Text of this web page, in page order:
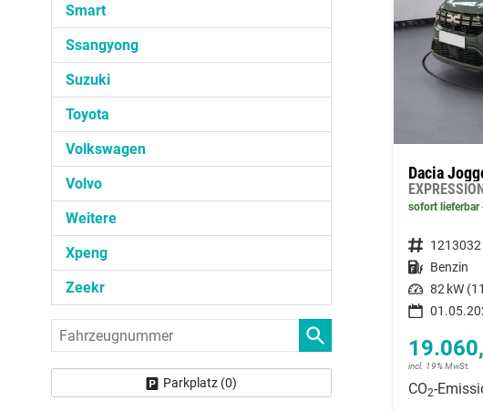
Dacia
sofort lieferbar
Fahrzeugnummer 1213032
Kraftstoff Benzin
Leistung 82 kW
incl. 19% MwSt.
CO2-
Smart
Ssangyong
Suzuki
Toyota
Volkswagen
Volvo
Weitere
Xpeng
Zeekr
Fahrzeugnummer
Parkplatz (0)